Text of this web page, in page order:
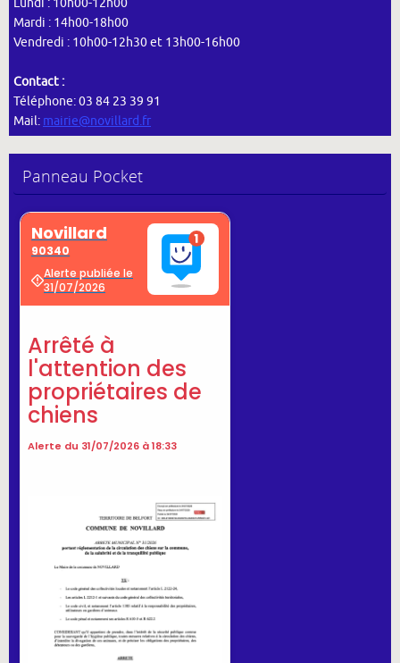
Mardi : 14h00-18h00
Vendredi : 10h00-12h30 et 13h00-16h00
Contact :
Téléphone: 03 84 23 39 91
Mail: mairie@novillard.fr
Panneau Pocket